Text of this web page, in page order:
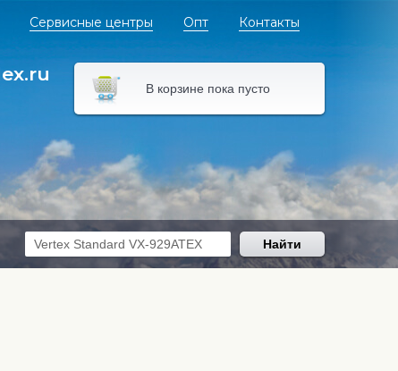
Сервисные центры Опт Контакты
В корзине пока пусто
Найти